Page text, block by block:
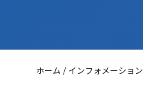
ホーム インフォメーション